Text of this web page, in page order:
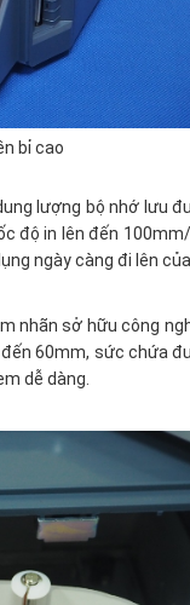
bỉ cao
lượng bộ nhớ lưu
độ in lên đến
ngày càng đi lên
nhãn sở hữu công
60mm, sức chứa
dễ dàng.